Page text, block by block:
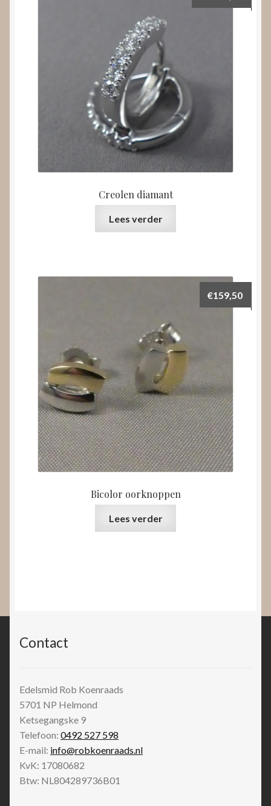
Creolen diamant
Lees verder
Bicolor oorknoppen
€159,50
Lees verder
Contact
Edelsmid Rob Koenraads
5701 NP Helmond
Ketsegangske 9
Telefoon: 0492 527 598
E-mail: info@robkoenraads.nl
KvK: 17080682
Btw: NL804289736B01